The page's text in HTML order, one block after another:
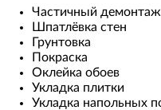
Частичный демонтаж
Шпатлёвка стен
Грунтовка
Покраска
Оклейка обоев
Укладка плитки
Укладка напольных